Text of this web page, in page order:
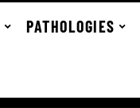
PATHOLOGIES